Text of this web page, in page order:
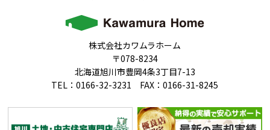
株式会社カワムラホーム
〒078-8234
北海道旭川市豊岡4条3丁目7-13
TEL：0166-32-3231 FAX：0166-31-8245